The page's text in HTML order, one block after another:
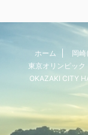
ホーム 岡
東京オリンピック
OKAZAKI CITY